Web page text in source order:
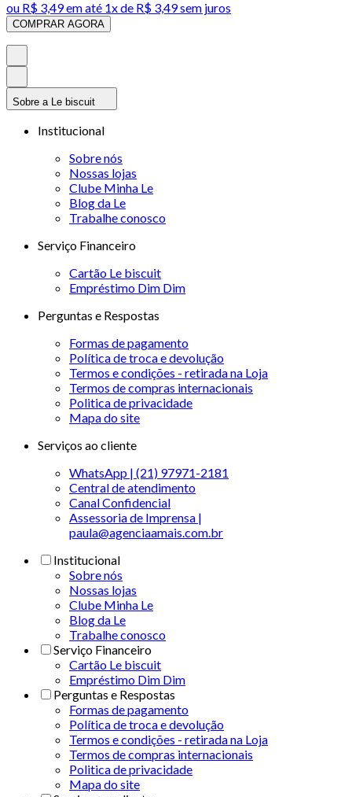
ou R$ 3,49em até 1x de R$ 3,49sem juros
COMPRAR AGORA
Sobre a Le biscuit
Institucional
Sobre nós
Nossas lojas
Clube Minha Le
Blog da Le
Trabalhe conosco
Serviço Financeiro
Cartão Le biscuit
Empréstimo Dim Dim
Perguntas e Respostas
Formas de pagamento
Política de troca e devolução
Termos e condições - retirada na Loja
Termos de compras internacionais
Politica de privacidade
Mapa do site
Serviços ao cliente
WhatsApp | (21) 97971-2181
Central de atendimento
Canal Confidencial
Assessoria de Imprensa |
paula@agenciaamais.com.br
Institucional
Sobre nós
Nossas lojas
Clube Minha Le
Blog da Le
Trabalhe conosco
Serviço Financeiro
Cartão Le biscuit
Empréstimo Dim Dim
Perguntas e Respostas
Formas de pagamento
Política de troca e devolução
Termos e condições - retirada na Loja
Termos de compras internacionais
Politica de privacidade
Mapa do site